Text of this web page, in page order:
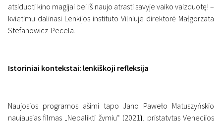
atsiduoti kino magijai bei iš naujo atrasti savyje vaiko vaizduotę! –
kvietimu dalinasi Lenkijos instituto Vilniuje direktorė Małgorzata
Stefanowicz-Pecela.
Istoriniai kontekstai: lenkiškoji refleksija
Naujosios programos ašimi tapo Jano Paweło Matuszyńskio
naujausias filmas „Nepalikti žymių“ (2021), pristatytas Venecijos